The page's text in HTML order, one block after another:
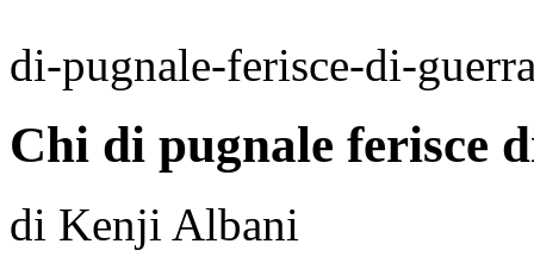
di-pugnale-ferisce-di-
Chi di pugnale ferisce
di Kenji Albani